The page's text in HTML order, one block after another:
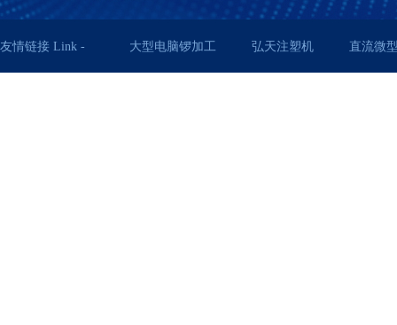
友情链接 Link - 大型电脑锣加工 弘天注塑机 直流微